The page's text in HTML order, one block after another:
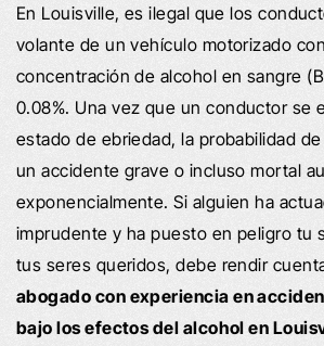
En Louisville, es ilegal que los
volante de un vehículo motorizado
concentración de alcohol en sangre
0.08%. Una vez que un conductor se
estado de ebriedad, la probabilidad
un accidente grave o incluso mortal
exponencialmente. Si alguien ha
imprudente y ha puesto en peligro tu
tus seres queridos, debe rendir
abogado con experiencia en
bajo los efectos del alcohol en